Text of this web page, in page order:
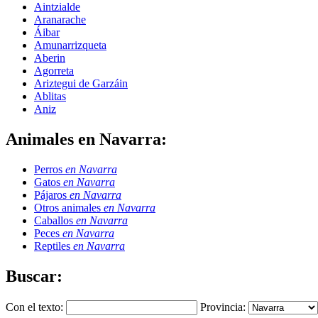
Aintzialde
Aranarache
Áibar
Amunarrizqueta
Aberin
Agorreta
Ariztegui de Garzáin
Ablitas
Aniz
Animales en Navarra:
Perros en Navarra
Gatos en Navarra
Pájaros en Navarra
Otros animales en Navarra
Caballos en Navarra
Peces en Navarra
Reptiles en Navarra
Buscar:
Con el texto: Provincia: